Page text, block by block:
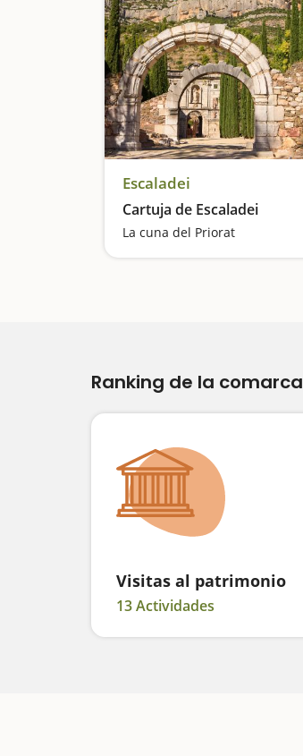
Escaladei
Cartuja de Escaladei
La cuna del Priorat
Ranking de la comarca
Visitas al patrimonio
13 Actividades